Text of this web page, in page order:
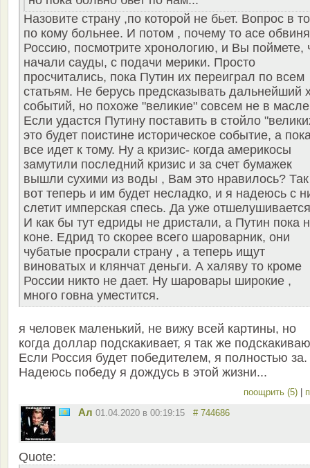
Назовите страну ,по которой не бьет. Вопрос в
по кому больнее. И потом , почему то асе
Россию, посмотрите хронологию, и Вы поймете,
начали сауды, с подачи мерики. Просто
просчитались, пока Путин их переиграл по всем
статьям. Не берусь предсказывать дальнейший
событий, но похоже "великие" совсем не в
Если удастся Путину поставить в стойло
это будет поистине историческое событие, а
все идет к тому. Ну а кризис- когда америкосы
замутили последний кризис и за счет бумажек
вышли сухими из воды , Вам это нравилось? Так
вот теперь и им будет несладко, и я надеюсь с
слетит имперская спесь. Да уже
И как бы тут едриды не дристали, а Путин пока
коне. Едрид то скорее всего шароварник, они
чубатые просрали страну , а теперь ищут
виноватых и клянчат деньги. А халяву то кроме
России никто не дает. Ну шаровары широкие ,
много говна уместится.
я человек маленький, не вижу всей картины, но
когда доллар подскакивает, я так же
Если Россия будет победителем, я полностью за.
Надеюсь победу я дождусь в этой жизни...
поощрить (5)
Ал 01.04.2020 в 00:19:15 # 744686
Quote: